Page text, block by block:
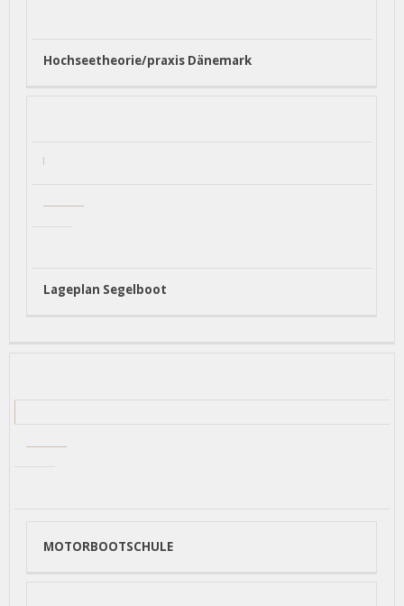
Hochseetheorie/praxis Dänemark
Lageplan Segelboot
MOTORBOOTSCHULE